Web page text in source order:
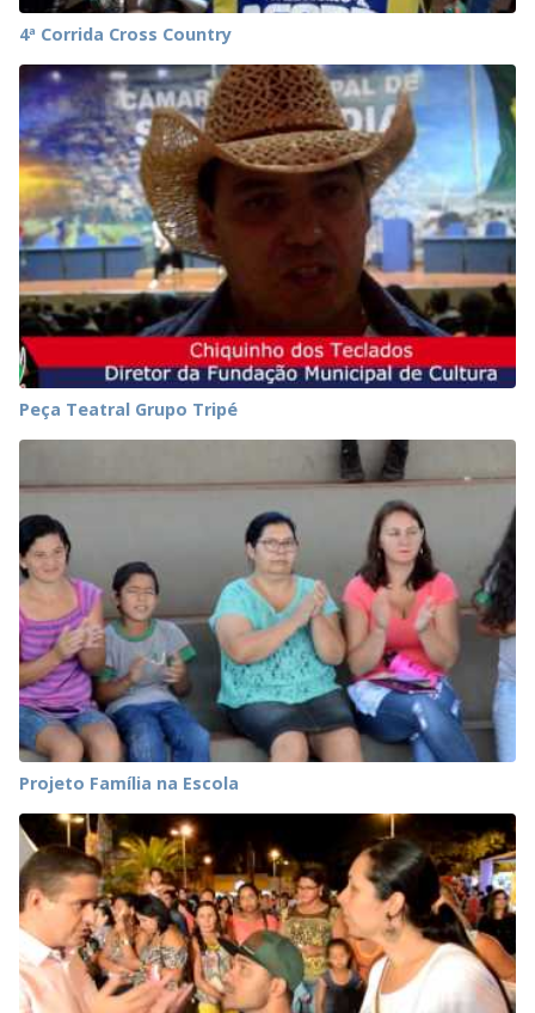
4ª Corrida Cross Country
Peça Teatral Grupo Tripé
Projeto Família na Escola